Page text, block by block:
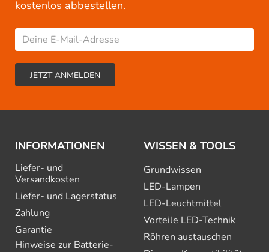
kostenlos abbestellen.
INFORMATIONEN
Liefer- und
Versandkosten
Liefer- und Lagerstatus
Zahlung
Garantie
Hinweise zur Batterie­
WISSEN & TOOLS
Grundwissen
LED-Lampen
LED-Leuchtmittel
Vorteile LED-Technik
Röhren austauschen